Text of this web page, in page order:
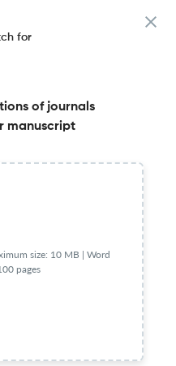
for
of journals
manuscript
size: 10 MB | Word
pages